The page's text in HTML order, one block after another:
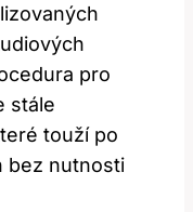
pro
stále
touží po
bez nutnosti